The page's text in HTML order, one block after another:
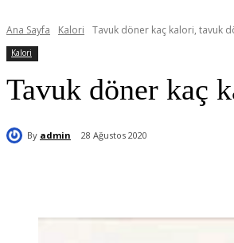
Ana Sayfa Kalori Tavuk döner kaç kalori, tavuk
Kalori
Tavuk döner kaç
By admin 28 Ağustos 2020